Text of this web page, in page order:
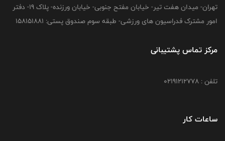
تهران- میدان هفت تیر- خیابان مفتح جنوبی- خیابان ورزنده- پلاک 19- دفتر
امور مشترک فدراسیون های ورزشی- طبقه سوم صندوق پستی: 158151881
مرکز تماس پشتیبانی
تلفن : 02191212778
ساعات کار